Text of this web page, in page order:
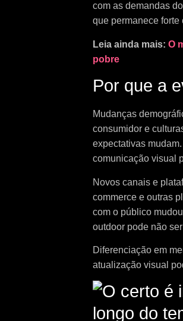
com as demandas
que permanece forte
Leia ainda mais: O
pobre
Por que a
Mudanças
consumidor e
expectativas
comunicação visual
Novos canais e
commerce e outras
com o público
outdoor pode não
Diferenciação em
atualização visual